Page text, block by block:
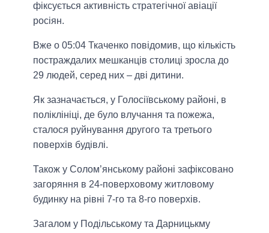
фіксується активність стратегічної авіації
росіян.
Вже о 05:04 Ткаченко повідомив, що кількість
постраждалих мешканців столиці зросла до
29 людей, серед них – дві дитини.
Як зазначається, у Голосіївському районі, в
поліклініці, де було влучання та пожежа,
сталося руйнування другого та третього
поверхів будівлі.
Також у Солом’янському районі зафіксовано
загоряння в 24-поверховому житловому
будинку на рівні 7-го та 8-го поверхів.
Загалом у Подільському та Дарницькму